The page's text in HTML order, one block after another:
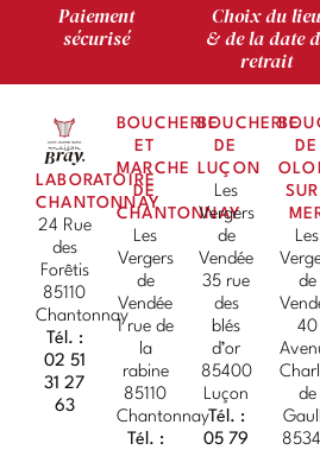
Paiement
sécurisé
Choix du lieu
& de la date
retrait
LABORATOIRE
CHANTONNAY
24 Rue
des
Forêtis
85110
Chantonnay
Tél. :
02 51
31 27
63
BOUCHERIE
ET
MARCHE
DE
CHANTONNAY
Les
Vergers
de
Vendée
1 rue de
la
rabine
85110
Chantonnay
Tél. :
BOUCHERIE
DE
LUÇON
Les
Vergers
de
Vendée
35 rue
des
blés
d’or
85400
Luçon
Tél. :
05 79
DE
Les
de
40
de